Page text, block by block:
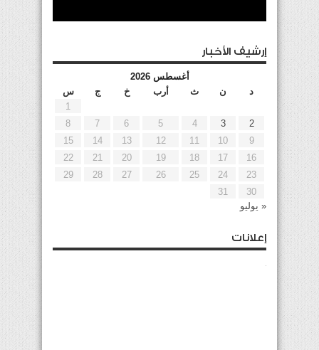
إرشيف الأخبار
أغسطس 2026
د
ن ث أرب خ ج
س
1
2
3
4
5
6
7
8
9
10
11
12
13
14
15
16
17
18
19
20
21
22
23
24
25
26
27
28
29
30
31
« يوليو
إعلانات